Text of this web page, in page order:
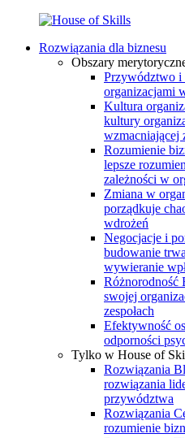
Rozwiązania dla biznesu
Obszary
Przywództwo i
organizacjami
Kultura
kultury
wzmacniającej
Rozumienie
lepsze
zależności w
Zmiana w
porządkuje
wdrożeń
Negocjacje i
budowanie
wywieranie
Różnorodność
swojej
zespołach
Efektywność
odporności
Tylko w House of
Rozwiązania
rozwiązania
przywództwa
Rozwiązania
rozumienie